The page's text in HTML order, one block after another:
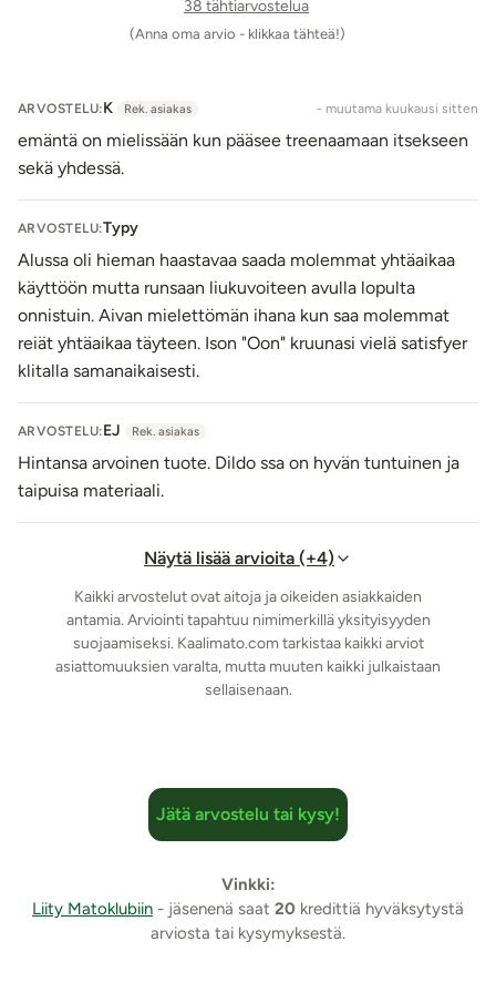
kumppanin kanssa.
käyttää vain toista dildoa ja valita juuri sinulle sopiva koon
kullakin hetkellä. Dildoja voidaan käyttää myös yhtä aikaa
kumppanin kanssa, sillä ne joustavat keskiosastaan reilusti.
luokkaa kuin varreltaan suoraa tupladildoa käytettäessä
yhtä aikaa kumppanin kanssa!
Tekopenisten varret ovat suonikkaat ja niissä on aidon
näköinen terska, joten tämä tupladildo lisää kiihottavaa
tunnelmaa myös visuaalisuuden kautta. Vaikka
tupladildossa on kokoa, on se painoltaan maltillinen ja
vesitiiviin tupladildon pintaan
ja nauti!
Pese tuote miedolla saippuavedellä ja desinfioi
tarvittaessa erotiikkavälineille tarkoitetulla
puhdistusaineella.
Tuotetiedot:
Materiaali: TPE
Tuotteen kokopituus: 20,5 cm
Suuremman dildon käyttöpituus: 14,5 cm
Lähetyspaketin koko: 30 x 21 x 13 cm
Lähetyksen paino: ~ 0.5 kg
38 tähtiarvostelua
(Anna oma arvio - klikkaa tähteä!)
ARVOSTELU:K Rek. asiakas - muutama kuukausi sitten
emäntä on mielissään kun pääsee treenaamaan itsekseen
sekä yhdessä.
ARVOSTELU:Typy
Alussa oli hieman haastavaa saada molemmat yhtäaikaa
käyttöön mutta runsaan liukuvoiteen avulla lopulta
onnistuin. Aivan mielettömän ihana kun saa molemmat
reiät yhtäaikaa täyteen. Ison "Oon" kruunasi vielä satisfyer
klitalla samanaikaisesti.
ARVOSTELU:EJ Rek. asiakas
Hintansa arvoinen tuote. Dildo ssa on hyvän tuntuinen ja
taipuisa materiaali.
Näytä lisää arvioita (+4)
Kaikki arvostelut ovat aitoja ja oikeiden asiakkaiden
antamia. Arviointi tapahtuu nimimerkillä yksityisyyden
suojaamiseksi. Kaalimato.com tarkistaa kaikki arviot
asiattomuuksien varalta, mutta muuten kaikki julkaistaan
sellaisenaan.
Jätä arvostelu tai kysy!
Vinkki:
Liity Matoklubiin - jäsenenä saat 20 kredittiä hyväksytystä
arviosta tai kysymyksestä.